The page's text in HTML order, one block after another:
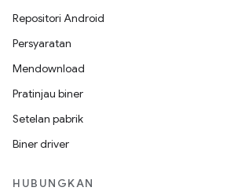
Repositori Android
Persyaratan
Mendownload
Pratinjau biner
Setelan pabrik
Biner driver
HUBUNGKAN